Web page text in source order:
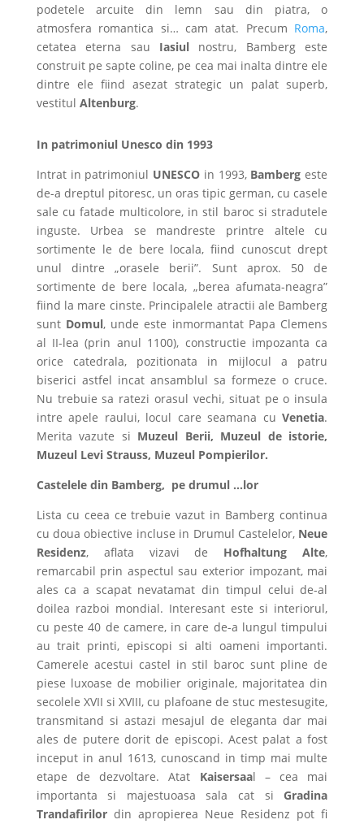
podetele arcuite din lemn sau din piatra, o
atmosfera romantica si… cam atat. Precum Roma,
cetatea eterna sau Iasiul nostru, Bamberg este
construit pe sapte coline, pe cea mai inalta dintre ele
dintre ele fiind asezat strategic un palat superb,
vestitul Altenburg.
In patrimoniul Unesco din 1993
Intrat in patrimoniul UNESCO in 1993, Bamberg este
de-a dreptul pitoresc, un oras tipic german, cu casele
sale cu fatade multicolore, in stil baroc si stradutele
inguste. Urbea se mandreste printre altele cu
sortimente le de bere locala, fiind cunoscut drept
unul dintre „orasele berii”. Sunt aprox. 50 de
sortimente de bere locala, „berea afumata-neagra”
fiind la mare cinste. Principalele atractii ale Bamberg
sunt Domul, unde este inmormantat Papa Clemens
al II-lea (prin anul 1100), constructie impozanta ca
orice catedrala, pozitionata in mijlocul a patru
biserici astfel incat ansamblul sa formeze o cruce.
Nu trebuie sa ratezi orasul vechi, situat pe o insula
intre apele raului, locul care seamana cuVenetia.
Merita vazute si Muzeul Berii, Muzeul de istorie,
Muzeul Levi Strauss, Muzeul Pompierilor.
Castelele din Bamberg, pe drumul …lor
Lista cu ceea ce trebuie vazut in Bamberg continua
cu doua obiective incluse in Drumul Castelelor, Neue
Residenz, aflata vizavi de Hofhaltung Alte,
remarcabil prin aspectul sau exterior impozant, mai
ales ca a scapat nevatamat din timpul celui de-al
doilea razboi mondial. Interesant este si interiorul,
cu peste 40 de camere, in care de-a lungul timpului
au trait printi, episcopi si alti oameni importanti.
Camerele acestui castel in stil baroc sunt pline de
piese luxoase de mobilier originale, majoritatea din
secolele XVII si XVIII, cu plafoane de stuc mestesugite,
transmitand si astazi mesajul de eleganta dar mai
ales de putere dorit de episcopi. Acest palat a fost
inceput in anul 1613, cunoscand in timp mai multe
etape de dezvoltare. Atat Kaisersaal – cea mai
importanta si majestuoasa sala cat siGradina
Trandafirilordin apropierea Neue Residenz pot fi